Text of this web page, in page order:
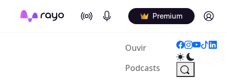
On Air Podcasts Premium Log in
Ouvir(current)
Podcasts